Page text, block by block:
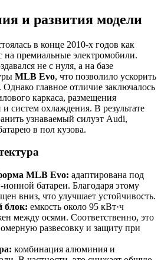
и развития модели
в конце 2010-х годов как
на премиальные электромобили.
не с нуля, а на базе
MLB Evo, что позволило ускорить
главное отличие заключалось
каркаса, размещения
систем охлаждения. В результате
узнаваемый силуэт Audi,
в пол кузова.
MLB Evo: адаптирована под
батареи. Благодаря этому
вниз, что улучшает устойчивость.
блок: емкость около 95 кВт·ч
между осями. Соответственно, это
развесовку и защиту при
комбинация алюминия и